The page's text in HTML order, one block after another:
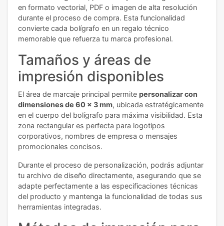
en formato vectorial, PDF o imagen de alta resolución
durante el proceso de compra. Esta funcionalidad
convierte cada bolígrafo en un regalo técnico
memorable que refuerza tu marca profesional.
Tamaños y áreas de
impresión disponibles
El área de marcaje principal permite personalizar con
dimensiones de 60 x 3 mm, ubicada estratégicamente
en el cuerpo del bolígrafo para máxima visibilidad. Esta
zona rectangular es perfecta para logotipos
corporativos, nombres de empresa o mensajes
promocionales concisos.
Durante el proceso de personalización, podrás adjuntar
tu archivo de diseño directamente, asegurando que se
adapte perfectamente a las especificaciones técnicas
del producto y mantenga la funcionalidad de todas sus
herramientas integradas.